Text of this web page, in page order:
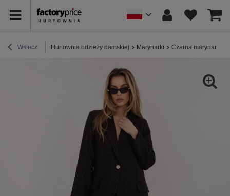
Wstecz Hurtownia odzieży damskiej Marynarki Czarna marynarka z